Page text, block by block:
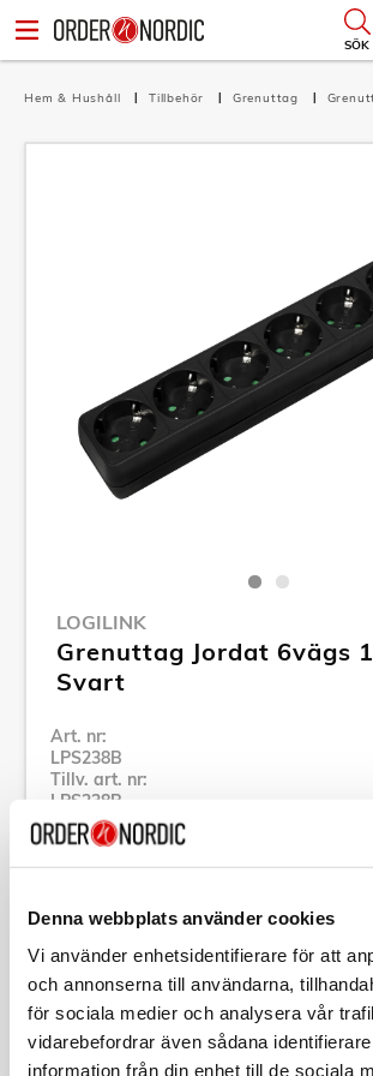
Denna webbplats använder cookies
Vi använder enhetsidentifierare för att
och annonserna till användarna,
för sociala medier och analysera vår
vidarebefordrar även sådana
information från din enhet till de sociala
SÖK
Hem & Hushåll Tillbehör Grenuttag
LOGILINK
Grenuttag Jordat 6vägs
Svart
Art. nr:
LPS238B
Tillv. art. nr:
LPS238B
Se alla produkter inom LogiLink
Specifikation
Beskrivning
Art. nr:LPS238B